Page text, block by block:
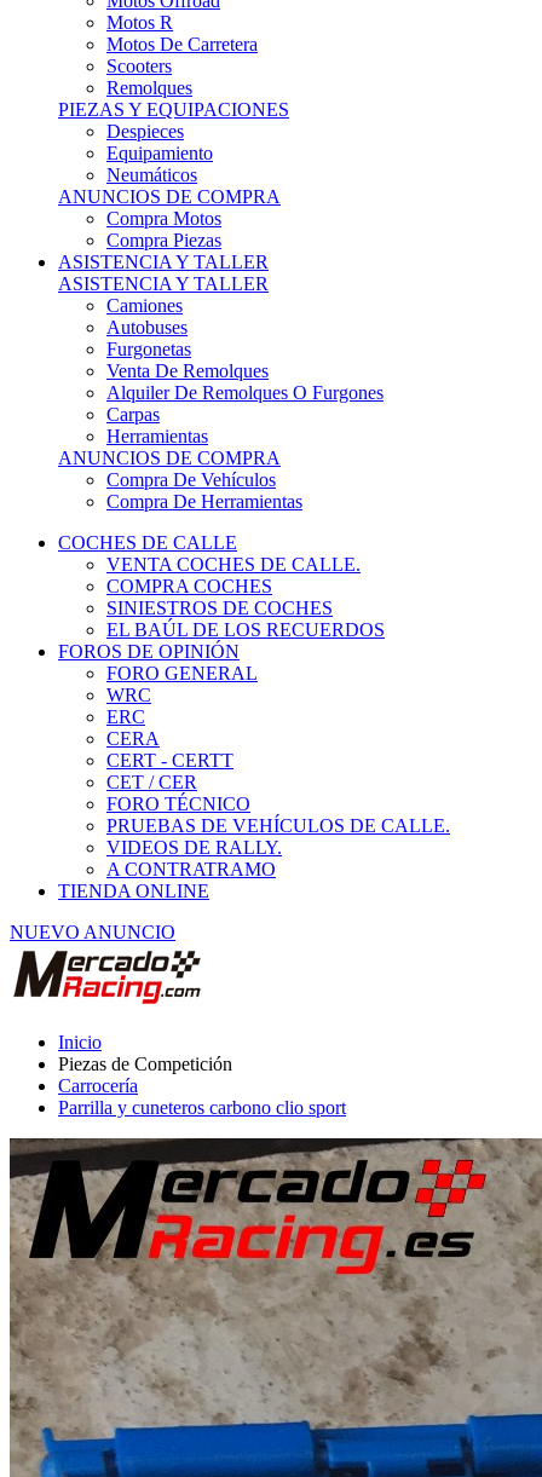
Motos R
Motos De Carretera
Scooters
Remolques
PIEZAS Y EQUIPACIONES
Despieces
Equipamiento
Neumáticos
ANUNCIOS DE COMPRA
Compra Motos
Compra Piezas
ASISTENCIA Y TALLER
ASISTENCIA Y TALLER
Camiones
Autobuses
Furgonetas
Venta De Remolques
Alquiler De Remolques O Furgones
Carpas
Herramientas
ANUNCIOS DE COMPRA
Compra De Vehículos
Compra De Herramientas
COCHES DE CALLE
VENTA COCHES DE CALLE.
COMPRA COCHES
SINIESTROS DE COCHES
EL BAÚL DE LOS RECUERDOS
FOROS DE OPINIÓN
FORO GENERAL
WRC
ERC
CERA
CERT - CERTT
CET / CER
FORO TÉCNICO
PRUEBAS DE VEHÍCULOS DE CALLE.
VIDEOS DE RALLY.
A CONTRATRAMO
TIENDA ONLINE
NUEVO ANUNCIO
Inicio
Piezas de Competición
Carrocería
Parrilla y cuneteros carbono clio sport